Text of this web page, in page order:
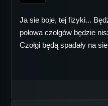
Ja sie boje, tej fizyki...
połowa czołgów będzie
Czołgi będą spadały na